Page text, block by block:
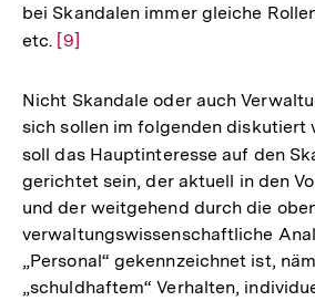
bei Skandalen immer gleiche
etc. Zur
der
Fußnote
[9]
Nicht Skandale oder auch
sich sollen im folgenden diskutiert
soll das Hauptinteresse auf den
gerichtet sein, der aktuell in den
und der weitgehend durch die
verwaltungswissenschaftliche
„Personal“ gekennzeichnet ist,
„schuldhaftem“ Verhalten,